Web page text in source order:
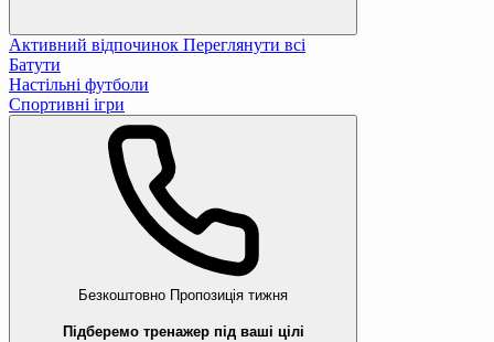
Активний відпочинок Переглянути всі
Батути
Настільні футболи
Спортивні ігри
Безкоштовно Пропозиція тижня
Підберемо тренажер під ваші цілі